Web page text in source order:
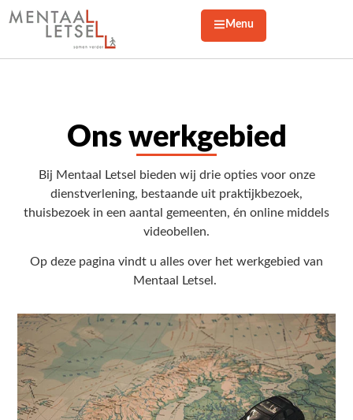
Menu
Ons werkgebied
Bij Mentaal Letsel bieden wij drie opties voor onze
dienstverlening, bestaande uit praktijkbezoek,
thuisbezoek in een aantal gemeenten, én online middels
videobellen.
Op deze pagina vindt u alles over het werkgebied van
Mentaal Letsel.